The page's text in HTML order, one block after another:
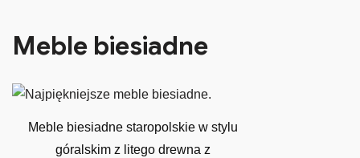
Meble biesiadne
Meble biesiadne staropolskie w stylu
góralskim z litego drewna z